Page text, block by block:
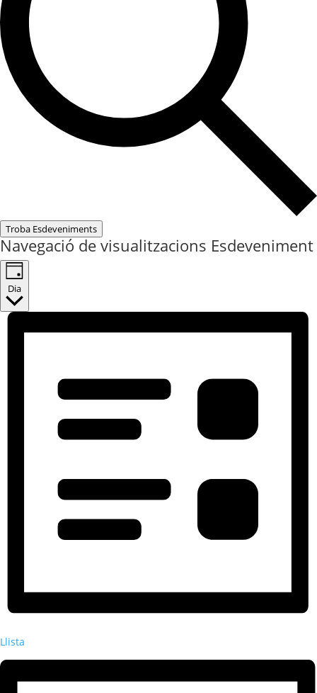
Troba Esdeveniments
Navegació de visualitzacions Esdeveniment
Dia
Llista